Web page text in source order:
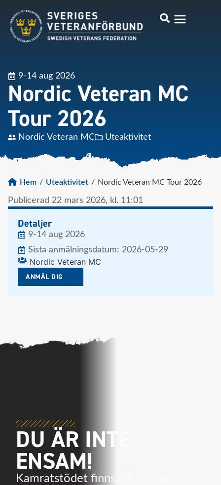
9-14 aug 2026
Nordic Veteran MC
Tour 2026
Nordic Veteran MC Uteaktivitet
Hem / Uteaktivitet / Nordic Veteran MC Tour 2026
Publicerad 22 mars 2026, kl. 11:01
Detaljer
9-14 aug 2026
Sista anmälningsdatum: 2026-05-29
Nordic Veteran MC
ANMÄL DIG
DU ÄR INTE
ENSAM!
Kamratstödet finns här för dig